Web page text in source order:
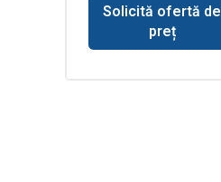
Solicită ofertă de
preț